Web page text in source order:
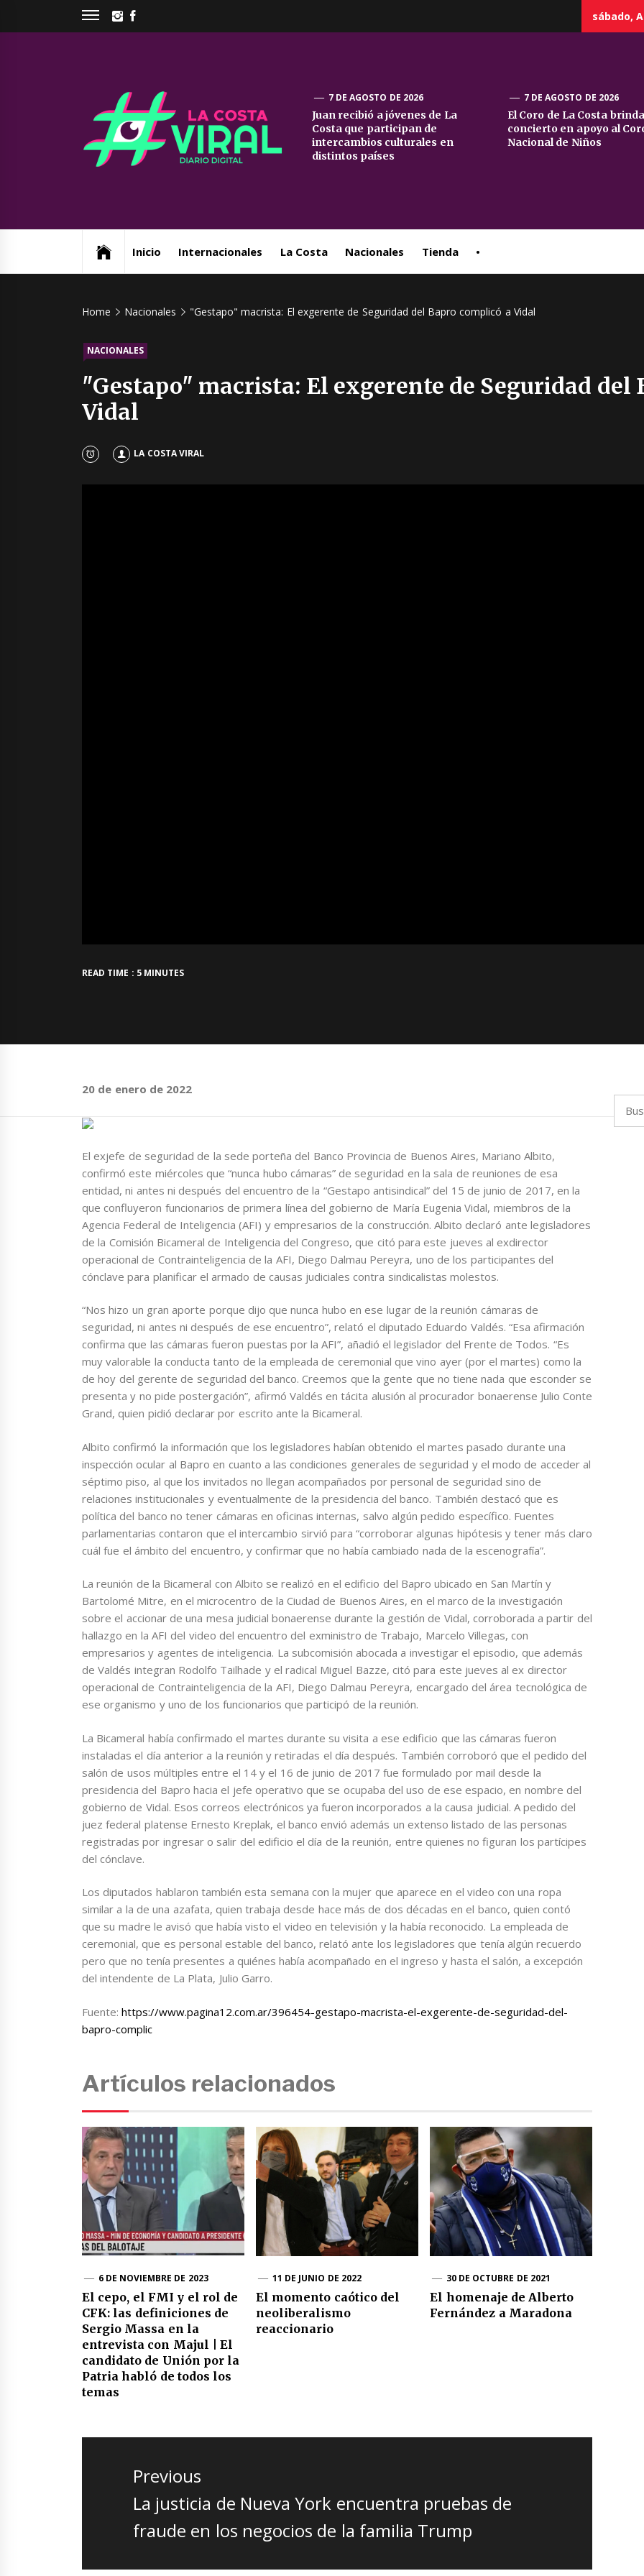
INSTAGRAM
sábado,
La
Costa
7 DE AGOSTO DE 2026
Juan recibió a jóvenes de La
Costa que participan de
intercambios culturales en
distintos países
7 DE AGOSTO DE 2026
El Coro de La Costa
concierto en apoyo al
Nacional de Niños
Inicio Internacionales La Costa Nacionales Tienda •
Home Nacionales "Gestapo" macrista: El exgerente de Seguridad del Bapro complicó a Vidal
NACIONALES
"Gestapo" macrista: El exgerente de Seguridad del
Vidal
LA COSTA VIRAL
READ TIME : 5 MINUTES
20 de enero de 2022
El exjefe de seguridad de la sede porteña del Banco Provincia de Buenos Aires, Mariano Albito,
confirmó este miércoles que “nunca hubo cámaras” de seguridad en la sala de reuniones de esa
entidad, ni antes ni después del encuentro de la “Gestapo antisindical” del 15 de junio de 2017, en la
que confluyeron funcionarios de primera línea del gobierno de María Eugenia Vidal, miembros de la
Agencia Federal de Inteligencia (AFI) y empresarios de la construcción. Albito declaró ante legisladores
de la Comisión Bicameral de Inteligencia del Congreso, que citó para este jueves al exdirector
operacional de Contrainteligencia de la AFI, Diego Dalmau Pereyra, uno de los participantes del
cónclave para planificar el armado de causas judiciales contra sindicalistas molestos.
“Nos hizo un gran aporte porque dijo que nunca hubo en ese lugar de la reunión cámaras de
seguridad, ni antes ni después de ese encuentro”, relató el diputado Eduardo Valdés. “Esa afirmación
confirma que las cámaras fueron puestas por la AFI”, añadió el legislador del Frente de Todos. “Es
muy valorable la conducta tanto de la empleada de ceremonial que vino ayer (por el martes) como la
de hoy del gerente de seguridad del banco. Creemos que la gente que no tiene nada que esconder se
presenta y no pide postergación”, afirmó Valdés en tácita alusión al procurador bonaerense Julio Conte
Grand, quien pidió declarar por escrito ante la Bicameral.
Albito confirmó la información que los legisladores habían obtenido el martes pasado durante una
inspección ocular al Bapro en cuanto a las condiciones generales de seguridad y el modo de acceder al
séptimo piso, al que los invitados no llegan acompañados por personal de seguridad sino de
relaciones institucionales y eventualmente de la presidencia del banco. También destacó que es
política del banco no tener cámaras en oficinas internas, salvo algún pedido específico. Fuentes
parlamentarias contaron que el intercambio sirvió para “corroborar algunas hipótesis y tener más claro
cuál fue el ámbito del encuentro, y confirmar que no había cambiado nada de la escenografía”.
La reunión de la Bicameral con Albito se realizó en el edificio del Bapro ubicado en San Martín y
Bartolomé Mitre, en el microcentro de la Ciudad de Buenos Aires, en el marco de la investigación
sobre el accionar de una mesa judicial bonaerense durante la gestión de Vidal, corroborada a partir del
hallazgo en la AFI del video del encuentro del exministro de Trabajo, Marcelo Villegas, con
empresarios y agentes de inteligencia. La subcomisión abocada a investigar el episodio, que además
de Valdés integran Rodolfo Tailhade y el radical Miguel Bazze, citó para este jueves al ex director
operacional de Contrainteligencia de la AFI, Diego Dalmau Pereyra, encargado del área tecnológica de
ese organismo y uno de los funcionarios que participó de la reunión.
La Bicameral había confirmado el martes durante su visita a ese edificio que las cámaras fueron
instaladas el día anterior a la reunión y retiradas el día después. También corroboró que el pedido del
salón de usos múltiples entre el 14 y el 16 de junio de 2017 fue formulado por mail desde la
presidencia del Bapro hacia el jefe operativo que se ocupaba del uso de ese espacio, en nombre del
gobierno de Vidal. Esos correos electrónicos ya fueron incorporados a la causa judicial. A pedido del
juez federal platense Ernesto Kreplak, el banco envió además un extenso listado de las personas
registradas por ingresar o salir del edificio el día de la reunión, entre quienes no figuran los partícipes
del cónclave.
Los diputados hablaron también esta semana con la mujer que aparece en el video con una ropa
similar a la de una azafata, quien trabaja desde hace más de dos décadas en el banco, quien contó
que su madre le avisó que había visto el video en televisión y la había reconocido. La empleada de
ceremonial, que es personal estable del banco, relató ante los legisladores que tenía algún recuerdo
pero que no tenía presentes a quiénes había acompañado en el ingreso y hasta el salón, a excepción
del intendente de La Plata, Julio Garro.
Fuente:https://www.pagina12.com.ar/396454-gestapo-macrista-el-exgerente-de-seguridad-del-
bapro-complic
Artículos relacionados
6 DE NOVIEMBRE DE 2023
El cepo, el FMI y el rol de
CFK: las definiciones de
Sergio Massa en la
entrevista con Majul | El
candidato de Unión por la
Patria habló de todos los
temas
11 DE JUNIO DE 2022
El momento caótico del
neoliberalismo
reaccionario
30 DE OCTUBRE DE 2021
El homenaje de Alberto
Fernández a Maradona
Navegación
entradas
Previous
Previous
post:
La justicia de Nueva York encuentra pruebas de
fraude en los negocios de la familia Trump